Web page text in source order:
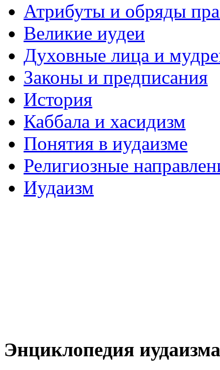
Атрибуты и обряды
Великие иудеи
Духовные лица и
Законы и предписания
История
Каббала и хасидизм
Понятия в иудаизме
Религиозные
Иудаизм
Энциклопедия иудаизма